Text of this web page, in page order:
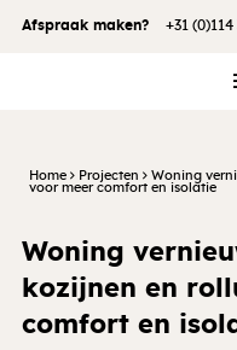
Afspraak maken? +31 (0)114
Home Projecten
Woning
voor meer comfort en isolatie
Woning
kozijnen en
comfort en